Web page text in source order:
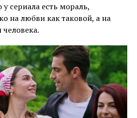
сериала есть мораль,
на любви как таковой, а на